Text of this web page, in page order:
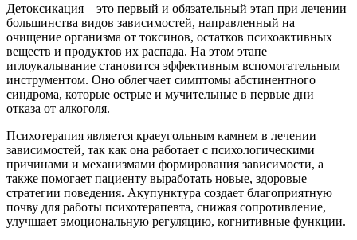
Детоксикация – это первый и обязательный этап при лечении
большинства видов зависимостей, направленный на
очищение организма от токсинов, остатков психоактивных
веществ и продуктов их распада. На этом этапе
иглоукалывание становится эффективным вспомогательным
инструментом. Оно облегчает симптомы абстинентного
синдрома, которые острые и мучительные в первые дни
отказа от алкоголя.
Психотерапия является краеугольным камнем в лечении
зависимостей, так как она работает с психологическими
причинами и механизмами формирования зависимости, а
также помогает пациенту выработать новые, здоровые
стратегии поведения. Акупунктура создает благоприятную
почву для работы психотерапевта, снижая сопротивление,
улучшает эмоциональную регуляцию, когнитивные функции.